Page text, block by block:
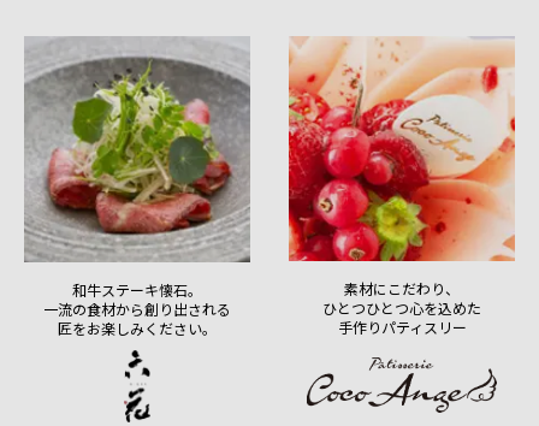
和牛ステーキ懐石。
一流の食材から創り出される
匠をお楽しみください。
素材にこだわり、
ひとつひとつ心を込めた
手作りパティスリー